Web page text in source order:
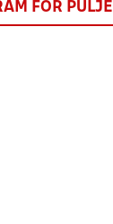
FOR PULJE